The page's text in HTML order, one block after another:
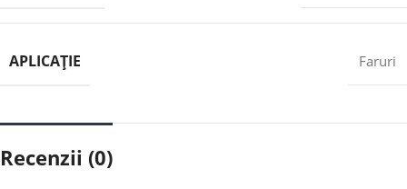
APLICAȚIE Faruri
Recenzii (0)